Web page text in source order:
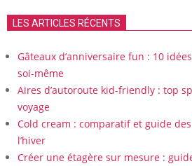
LES ARTICLES RÉCENTS
Gâteaux d’anniversaire fun : 10
soi-même
Aires d’autoroute kid-friendly : top
voyage
Cold cream : comparatif et guide
l’hiver
Créer une étagère sur mesure :